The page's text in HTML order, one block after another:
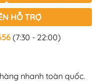
HỖ TRỢ
(7:30 - 22:00)
nhanh toàn quốc.